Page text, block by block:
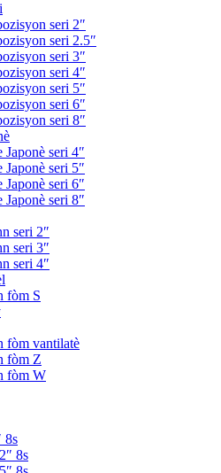
seri 2″
seri 2.5″
seri 3″
seri 4″
seri 5″
seri 6″
seri 8″
seri 4″
seri 5″
seri 6″
seri 8″
seri 2″
seri 3″
seri 4″
fòm S
fòm vantilatè
fòm Z
fòm W
8s
8s